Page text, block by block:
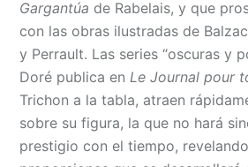
Gargantúa de Rabelais, y que
con las obras ilustradas de
y Perrault. Las series “oscuras y
Doré publica en Le Journal pour
Trichon a la tabla, atraen
sobre su figura, la que no hará
prestigio con el tiempo,